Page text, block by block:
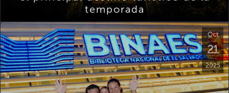
temporada
Oct
21
2025